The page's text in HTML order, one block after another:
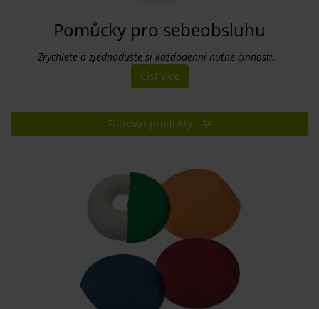
Pomůcky pro sebeobsluhu
Zrychlete a zjednodušte si každodenní nutné činnosti.
Číst více
Filtrovat produkty